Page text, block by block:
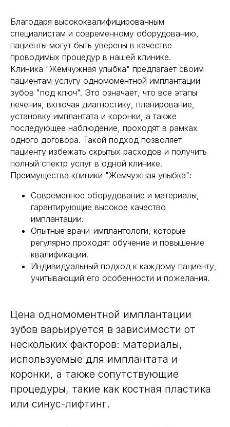
Благодаря высококвалифицированным
специалистам и современному оборудованию,
пациенты могут быть уверены в качестве
проводимых процедур в нашей клинике.
Клиника "Жемчужная улыбка" предлагает своим
пациентам услугу одномоментной имплантации
зубов "под ключ". Это означает, что все этапы
лечения, включая диагностику, планирование,
установку имплантата и коронки, а также
последующее наблюдение, проходят в рамках
одного договора. Такой подход позволяет
пациенту избежать скрытых расходов и получить
полный спектр услуг в одной клинике.
Преимущества клиники "Жемчужная улыбка":
Современное оборудование и материалы,
гарантирующие высокое качество
имплантации.
Опытные врачи-имплантологи, которые
регулярно проходят обучение и повышение
квалификации.
Индивидуальный подход к каждому пациенту,
учитывающий его особенности и пожелания.
Цена одномоментной имплантации
зубов варьируется в зависимости от
нескольких факторов: материалы,
используемые для имплантата и
коронки, а также сопутствующие
процедуры, такие как костная пластика
или синус-лифтинг.